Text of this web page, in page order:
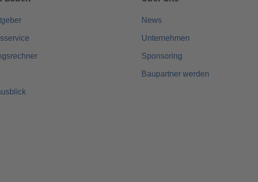
News
Unternehmen
Sponsoring
Baupartner werden